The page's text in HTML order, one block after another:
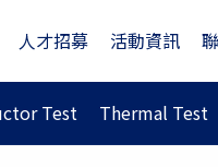
人才招募 活動資訊
Test Thermal Test